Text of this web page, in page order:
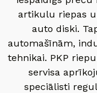
artikulu riepas
auto diski.
automašīnām,
tehnikai. PKP
servisa
speciālisti